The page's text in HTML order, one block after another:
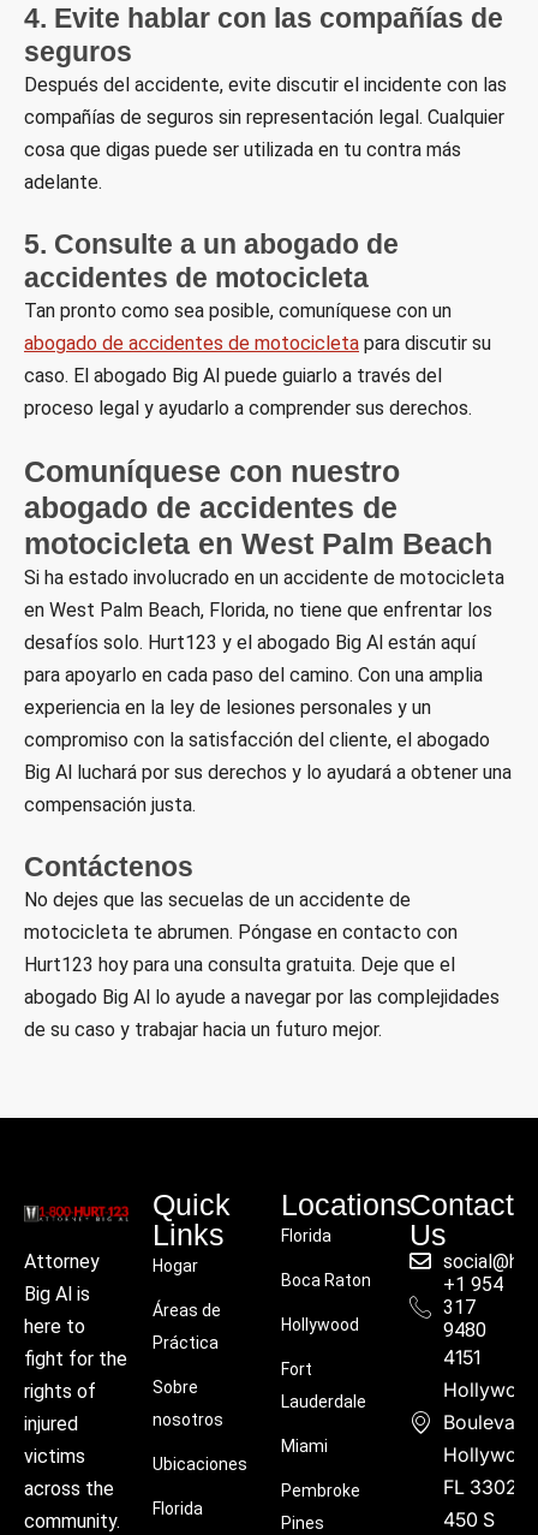
4. Evite hablar con las compañías de
seguros
Después del accidente, evite discutir el incidente con las
compañías de seguros sin representación legal. Cualquier
cosa que digas puede ser utilizada en tu contra más
adelante.
5. Consulte a un abogado de
accidentes de motocicleta
Tan pronto como sea posible, comuníquese con un
abogado de accidentes de motocicleta para discutir su
caso. El abogado Big Al puede guiarlo a través del
proceso legal y ayudarlo a comprender sus derechos.
Comuníquese con nuestro
abogado de accidentes de
motocicleta en West Palm Beach
Si ha estado involucrado en un accidente de motocicleta
en West Palm Beach, Florida, no tiene que enfrentar los
desafíos solo. Hurt123 y el abogado Big Al están aquí
para apoyarlo en cada paso del camino. Con una amplia
experiencia en la ley de lesiones personales y un
compromiso con la satisfacción del cliente, el abogado
Big Al luchará por sus derechos y lo ayudará a obtener una
compensación justa.
Contáctenos
No dejes que las secuelas de un accidente de
motocicleta te abrumen. Póngase en contacto con
Hurt123 hoy para una consulta gratuita. Deje que el
abogado Big Al lo ayude a navegar por las complejidades
de su caso y trabajar hacia un futuro mejor.
Attorney
Big Al is
here to
fight for the
rights of
injured
victims
across the
community.
Quick
Links
Hogar
Áreas de
Práctica
Sobre
nosotros
Ubicaciones
Florida
Locations
Florida
Boca Raton
Hollywood
Fort
Lauderdale
Miami
Pembroke
Pines
Contact
Us
+1 954
317
9480
4151
Boulevard,
FL 33021
450 S